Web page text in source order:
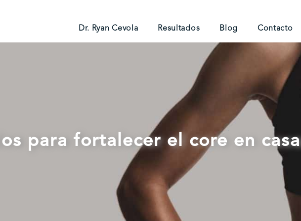
Dr. Ryan Cevola Resultados Blog Contacto
para fortalecer el core en casa